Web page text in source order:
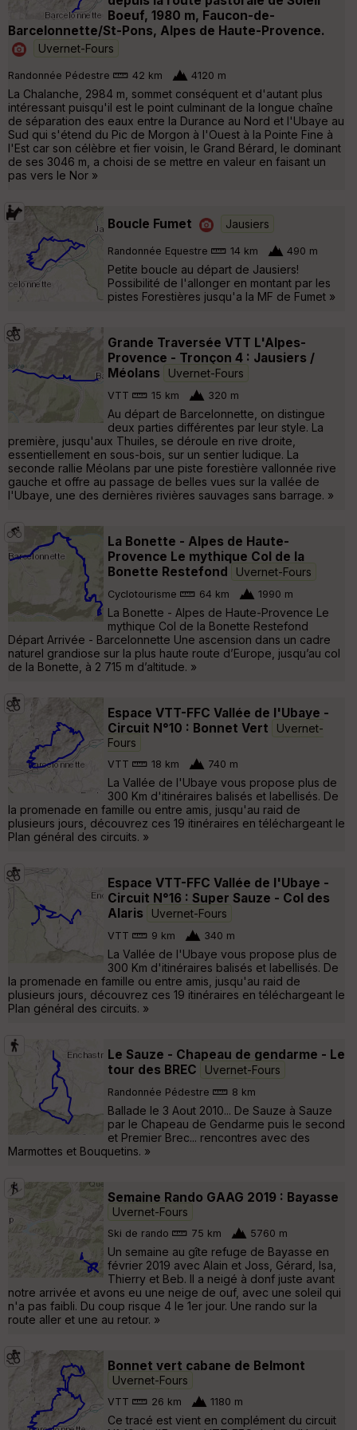
Boeuf, 1980 m, Faucon-de-
Barcelonnette/St-Pons, Alpes de Haute-Provence.
Uvernet-Fours
Randonnée Pédestre 42 km 4120 m
La Chalanche, 2984 m, sommet conséquent et d'autant plus
intéressant puisqu'il est le point culminant de la longue chaîne
de séparation des eaux entre la Durance au Nord et l'Ubaye au
Sud qui s'étend du Pic de Morgon à l'Ouest à la Pointe Fine à
l'Est car son célèbre et fier voisin, le Grand Bérard, le dominant
de ses 3046 m, a choisi de se mettre en valeur en faisant un
pas vers le Nor »
Boucle Fumet Jausiers
Randonnée Equestre 14 km 490 m
Petite boucle au départ de Jausiers!
Possibilité de l'allonger en montant par les
pistes Forestières jusqu'a la MF de Fumet »
Grande Traversée VTT L'Alpes-
Provence - Tronçon 4 : Jausiers /
Méolans
Uvernet-Fours
VTT 15 km 320 m
Au départ de Barcelonnette, on distingue
deux parties différentes par leur style. La
première, jusqu'aux Thuiles, se déroule en rive droite,
essentiellement en sous-bois, sur un sentier ludique. La
seconde rallie Méolans par une piste forestière vallonnée rive
gauche et offre au passage de belles vues sur la vallée de
l'Ubaye, une des dernières rivières sauvages sans barrage. »
La Bonette - Alpes de Haute-
Provence Le mythique Col de la
Bonette Restefond
Uvernet-Fours
Cyclotourisme 64 km 1990 m
La Bonette - Alpes de Haute-Provence Le
mythique Col de la Bonette Restefond
Départ Arrivée - Barcelonnette Une ascension dans un cadre
naturel grandiose sur la plus haute route d’Europe, jusqu’au col
de la Bonette, à 2 715 m d’altitude. »
Espace VTT-FFC Vallée de l'Ubaye -
Circuit N°10 : Bonnet Vert
Uvernet-
Fours
VTT 18 km 740 m
La Vallée de l'Ubaye vous propose plus de
300 Km d'itinéraires balisés et labellisés. De
la promenade en famille ou entre amis, jusqu'au raid de
plusieurs jours, découvrez ces 19 itinéraires en téléchargeant le
Plan général des circuits. »
Espace VTT-FFC Vallée de l'Ubaye -
Circuit N°16 : Super Sauze - Col des
Alaris
Uvernet-Fours
VTT 9 km 340 m
La Vallée de l'Ubaye vous propose plus de
300 Km d'itinéraires balisés et labellisés. De
la promenade en famille ou entre amis, jusqu'au raid de
plusieurs jours, découvrez ces 19 itinéraires en téléchargeant le
Plan général des circuits. »
Le Sauze - Chapeau de gendarme - Le
tour des BREC
Uvernet-Fours
Randonnée Pédestre 8 km
Ballade le 3 Aout 2010... De Sauze à Sauze
par le Chapeau de Gendarme puis le second
et Premier Brec... rencontres avec des
Marmottes et Bouquetins. »
Semaine Rando GAAG 2019 : Bayasse
Uvernet-Fours
Ski de rando 75 km 5760 m
Un semaine au gîte refuge de Bayasse en
février 2019 avec Alain et Joss, Gérard, Isa,
Thierry et Beb. Il a neigé à donf juste avant
notre arrivée et avons eu une neige de ouf, avec une soleil qui
n'a pas faibli. Du coup risque 4 le 1er jour. Une rando sur la
route aller et une au retour. »
Bonnet vert cabane de Belmont
Uvernet-Fours
VTT 26 km 1180 m
Ce tracé est vient en complément du circuit